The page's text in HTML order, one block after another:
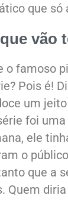
que só
vão
o famoso
Pois é!
um
foi
ele
o
que a
Quem